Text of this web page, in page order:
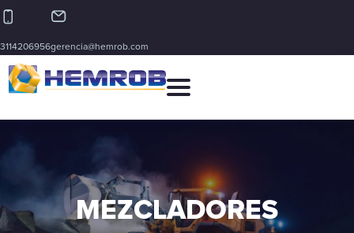
3114206956gerencia@hemrob.com
MEZCLADORES